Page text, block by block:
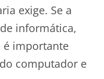
exige. Se a
informática,
é importante
computador e